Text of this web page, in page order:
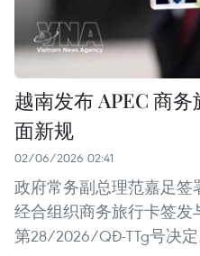
越南发布 APEC 商
面新规
02/06/2026 02:41
政府常务副总理范嘉足
经合组织商务旅行卡签
第28/2026/QĐ-TTg号决定